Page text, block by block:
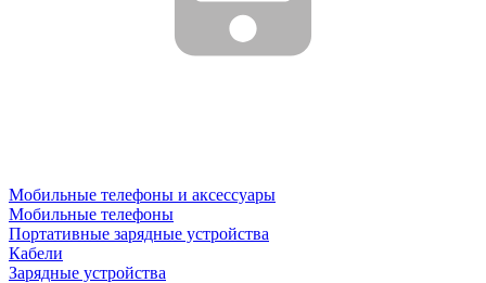
Мобильные телефоны и аксессуары
Мобильные телефоны
Портативные зарядные устройства
Кабели
Зарядные устройства